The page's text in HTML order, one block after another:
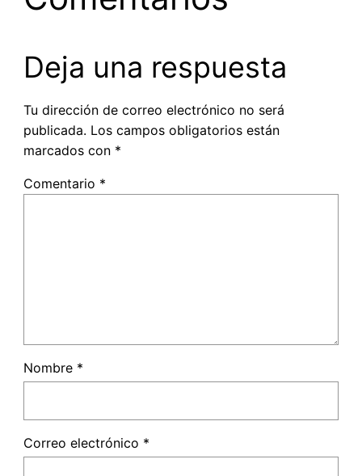
Deja una respuesta
Tu dirección de correo electrónico no será
publicada. Los campos obligatorios están
marcados con *
Comentario *
Nombre *
Correo electrónico *